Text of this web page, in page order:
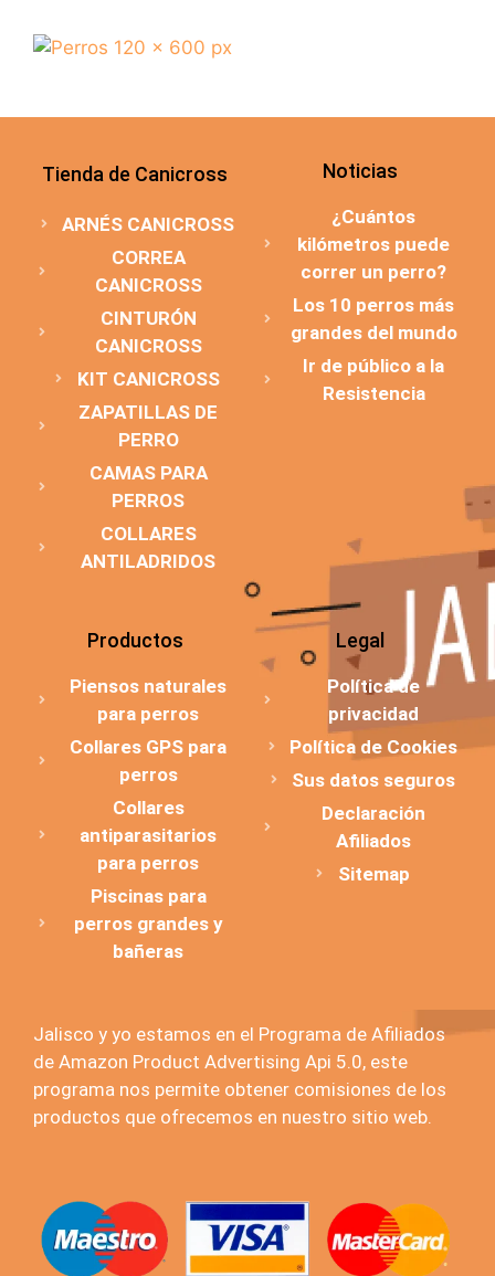
Tienda de Canicross
ARNÉS CANICROSS
CORREA
CANICROSS
CINTURÓN
CANICROSS
KIT CANICROSS
ZAPATILLAS DE
PERRO
CAMAS PARA
PERROS
COLLARES
ANTILADRIDOS
Noticias
¿Cuántos
kilómetros puede
correr un perro?
Los 10 perros más
grandes del mundo
Ir de público a la
Resistencia
Productos
Piensos naturales
para perros
Collares GPS para
perros
Collares
antiparasitarios
para perros
Piscinas para
perros grandes y
bañeras
Legal
Política de
privacidad
Política de Cookies
Sus datos seguros
Declaración
Afiliados
Sitemap
Jalisco y yo estamos en el Programa de Afiliados
de Amazon Product Advertising Api 5.0, este
programa nos permite obtener comisiones de los
productos que ofrecemos en nuestro sitio web.